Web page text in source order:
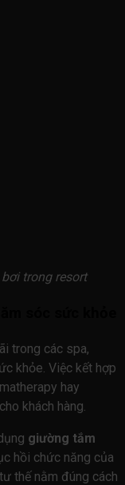
trong resort
trong các spa,
khỏe. Việc kết hợp
hay
khách hàng.
giường tắm
hồi chức năng của
thế nằm đúng cách